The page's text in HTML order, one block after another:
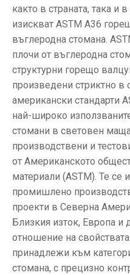
както в страната, така и
изискват ASTM A36
въглеродна стомана.
плочи от въглеродна
структурни горещо
произведени стриктно в
американски стандарти
най-широко
стомани в световен
производствени и
от Американското
материали (ASTM). Те се
промишлено
проекти в Северна
Близкия изток, Европа и
отношение на
принадлежи към
стомана, с прецизно